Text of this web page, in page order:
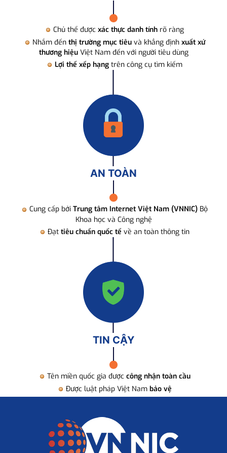
Chủ thể được xác thực danh tính rõ ràng
Nhắm đến thị trường mục tiêuvà khẳng định xuất xứ
thương hiệuViệt Nam đến với người tiêu dùng
Lợi thế xếp hạng trên công cụ tìm kiếm
AN TOÀN
Cung cấp bởi Trung tâm Internet Việt Nam (VNNIC) Bộ
Khoa học và Công nghệ
Đạt tiêu chuẩn quốc tế về an toàn thông tin
TIN CẬY
Tên miền quốc gia được công nhận toàn cầu
Được luật pháp Việt Nam bảo vệ